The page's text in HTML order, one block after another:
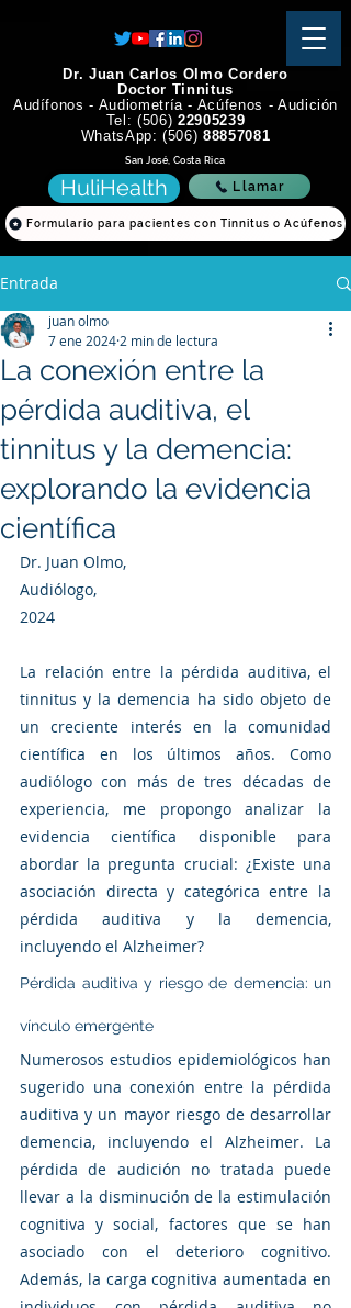
Dr. Juan Carlos Olmo Cordero
Doctor Tinnitus
Audífonos - Audiometría - Acúfenos - Audición
Tel: (506) 22905239
WhatsApp: (506)88857081
San José, Costa Rica
HuliHealth Llamar
Formulario para pacientes con Tinnitus o Acúfenos
Entrada
La conexión entre la
pérdida auditiva, el
tinnitus y la demencia:
explorando la evidencia
científica
juan olmo
7 ene 2024 2 min de lectura
Dr. Juan Olmo,
Audiólogo,
2024
La relación entre la pérdida auditiva, el
tinnitus y la demencia ha sido objeto de
un creciente interés en la comunidad
científica en los últimos años. Como
audiólogo con más de tres décadas de
experiencia, me propongo analizar la
evidencia científica disponible para
abordar la pregunta crucial: ¿Existe una
asociación directa y categórica entre la
pérdida auditiva y la demencia,
incluyendo el Alzheimer?
Pérdida auditiva y riesgo de demencia: un
vínculo emergente
Numerosos estudios epidemiológicos han
sugerido una conexión entre la pérdida
auditiva y un mayor riesgo de desarrollar
demencia, incluyendo el Alzheimer. La
pérdida de audición no tratada puede
llevar a la disminución de la estimulación
cognitiva y social, factores que se han
asociado con el deterioro cognitivo.
Además, la carga cognitiva aumentada en